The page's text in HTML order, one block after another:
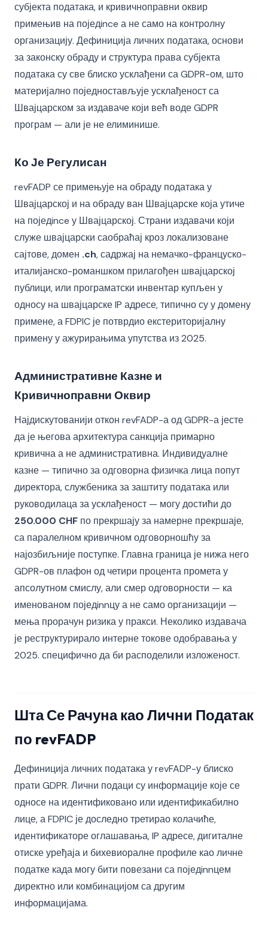
субјекта података, и кривичноправни оквир
примењив на поједince а не само на контролну
организацију. Дефиниција личних података, основи
за законску обраду и структура права субјекта
података су све блиско усклађени са GDPR-ом, што
материјално поједностављује усклађеност са
Швајцарском за издаваче који већ воде GDPR
програм — али је не елиминише.
Ко Је Регулисан
revFADP се примењује на обраду података у
Швајцарској и на обраду ван Швајцарске која утиче
на поједince у Швајцарској. Страни издавачи који
служе швајцарски саобраћај кроз локализоване
сајтове, домен .ch, садржај на немачко-француско-
италијанско-романшком прилагођен швајцарској
публици, или програматски инвентар купљен у
односу на швајцарске IP адресе, типично су у домену
примене, а FDPIC је потврдио екстериторијалну
примену у ажурирањима упутства из 2025.
Административне Казне и
Кривичноправни Оквир
Најдискутованији откон revFADP-а од GDPR-а јесте
да је његова архитектура санкција примарно
кривична а не административна. Индивидуалне
казне — типично за одговорна физичка лица попут
директора, службеника за заштиту података или
руководилаца за усклађеност — могу достићи до
250.000 CHF по прекршају за намерне прекршаје,
са паралелном кривичном одговорношћу за
најозбиљније поступке. Главна граница је нижа него
GDPR-ов плафон од четири процента промета у
апсолутном смислу, али смер одговорности — ка
именованом поједinnцу а не само организацији —
мења прорачун ризика у пракси. Неколико издавача
је реструктурирало интерне токове одобравања у
2025. специфично да би расподелили изложеност.
Шта Се Рачуна као Лични Податак
по revFADP
Дефиниција личних података у revFADP-у блиско
прати GDPR. Лични подаци су информације које се
односе на идентификовано или идентификабилно
лице, а FDPIC је доследно третирао колачиће,
идентификаторе оглашавања, IP адресе, дигиталне
отиске уређаја и бихевиоралне профиле као личне
податке када могу бити повезани са поједinnцем
директно или комбинацијом са другим
информацијама.